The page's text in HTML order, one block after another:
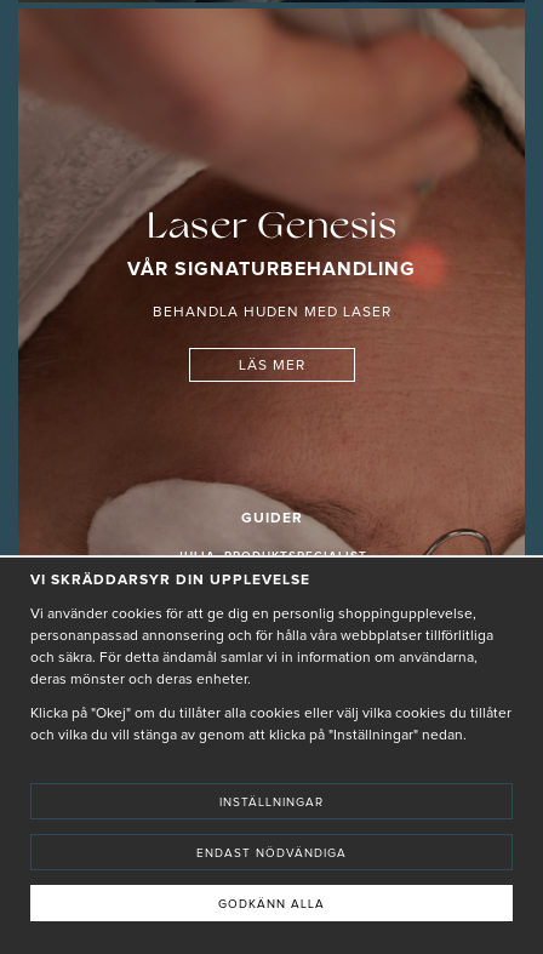
Laser Genesis
VÅR SIGNATURBEHANDLING
BEHANDLA HUDEN MED LASER
LÄS MER
GUIDER
JULIA, PRODUKTSPECIALIST
2024-08-13 14:49
Hudvård för män
HUDVÅRDSSKOLAN
SKILLNADEN PÅ MÄNS HUD
VI SKRÄDDARSYR DIN UPPLEVELSE
Vi använder cookies för att ge dig en personlig shoppingupplevelse,
personanpassad annonsering och för hålla våra webbplatser tillförlitliga
och säkra. För detta ändamål samlar vi in information om användarna,
deras mönster och deras enheter.
Klicka på "Okej" om du tillåter alla cookies eller välj vilka cookies du tillåter
och vilka du vill stänga av genom att klicka på "Inställningar" nedan.
INSTÄLLNINGAR
ENDAST NÖDVÄNDIGA
GODKÄNN ALLA